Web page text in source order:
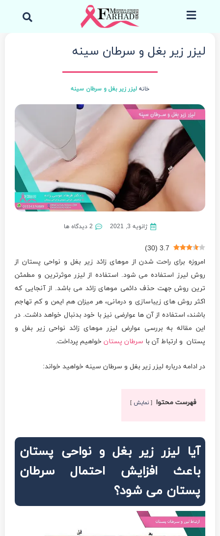
لیزر زیر بغل و سرطان سینه
خانه لیزر زیر بغل و سرطان سینه
ژانویه 3, 2021 2 دیدگاه ها
3.7
(
30
)
امروزه برای راحت شدن از موهای زائد زیر بغل و نواحی پستان از
روش لیرز استفاده می‌ شود. استفاده از لیزر موثرترین و مطمئن
ترین روش جهت حذف دائمی موهای زائد می‌ باشد. از آنجایی که
اکثر روش‌ های زیباسازی و درمانی، هر میزان هم ایمن و کم تهاجم
باشند، استفاده از آن ها عوارضی نیز با خود بدنبال خواهد داشت. در
این مقاله به بررسی عوارض لیزر موهای زائد نواحی زیر بغل و
پستان و ارتباط آن با سرطان پستان خواهیم پرداخت.
در ادامه درباره لیزر زیر بغل و سرطان سینه خواهید خواند:
فهرست محتوا نمایش
آیا لیزر زیر بغل و نواحی پستان
باعث افزایش احتمال سرطان
پستان می‌ شود؟